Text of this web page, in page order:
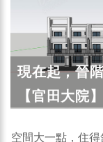
現在起，晉
【官田大院】
空間大一點，住